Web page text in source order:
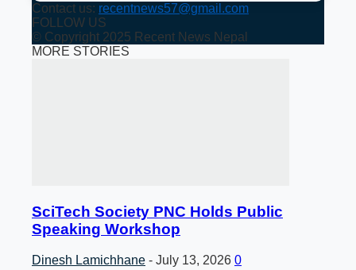
Contact us: recentnews57@gmail.com
FOLLOW US
© Copyright 2025 Recent News Nepal
MORE STORIES
SciTech Society PNC Holds Public
Speaking Workshop
Dinesh Lamichhane - July 13, 2026 0